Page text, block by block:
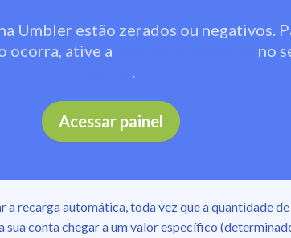
Umbler estão zerados ou negativos.
ocorra, ative a
no
.
Acessar painel
a recarga automática, toda vez que a quantidade de
sua conta chegar a um valor específico